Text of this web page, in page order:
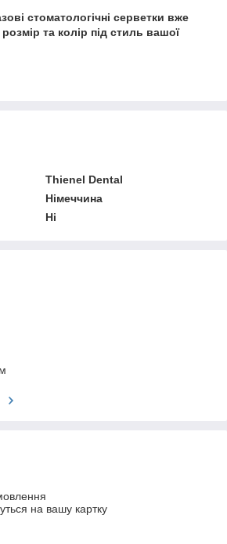
стоматологічні серветки вже
та колір під стиль вашої
Thienel Dental
Німеччина
Ні
на вашу картку